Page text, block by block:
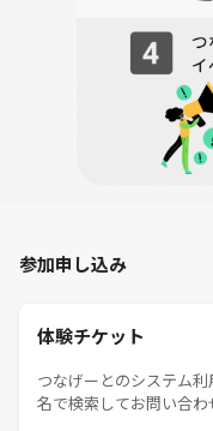
WEB経由入団メンバーが9割
活動は錦糸町近郊が多く、
主に土曜朝夕、月1-8回ペ
もちろん毎回出席する必
「マナーと楽しさ」優先で
大人な草野球がモットーで
半分程度の比率なので安心
時にプロ野球に負けないプ
ハラハラする試合展開を
（紅白戦なら打席やマウン
参加申し込み
体験チケット
つなげーとのシステム
名で検索してお問い合わ